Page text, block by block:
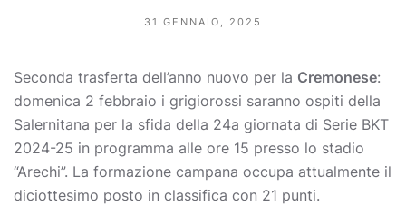
31 GENNAIO, 2025
Seconda trasferta dell’anno nuovo per la Cremonese:
domenica 2 febbraio i grigiorossi saranno ospiti della
Salernitana per la sfida della 24a giornata di Serie BKT
2024-25 in programma alle ore 15 presso lo stadio
“Arechi”. La formazione campana occupa attualmente il
diciottesimo posto in classifica con 21 punti.